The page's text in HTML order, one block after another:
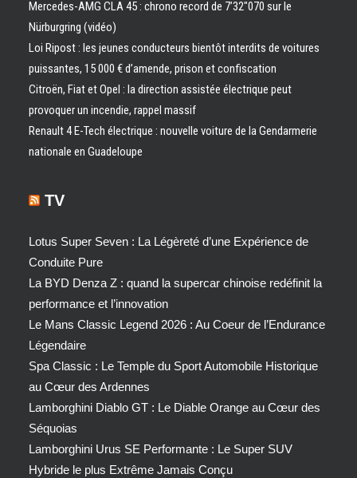
Mercedes-AMG CLA 45 : chrono record de 7’32″070 sur le
Nürburgring (vidéo)
Loi Ripost : les jeunes conducteurs bientôt interdits de voitures
puissantes, 15 000 € d’amende, prison et confiscation
Citroën, Fiat et Opel : la direction assistée électrique peut
provoquer un incendie, rappel massif
Renault 4 E-Tech électrique : nouvelle voiture de la Gendarmerie
nationale en Guadeloupe
TV
Lotus Super Seven : La Légèreté d’une Expérience de
Conduite Pure
La BYD Denza Z : quand la supercar chinoise redéfinit la
performance et l’innovation
Le Mans Classic Legend 2026 : Au Coeur de l’Endurance
Légendaire
Spa Classic : Le Temple du Sport Automobile Historique
au Cœur des Ardennes
Lamborghini Diablo GT : Le Diable Orange au Cœur des
Séquoias
Lamborghini Urus SE Performante : Le Super SUV
Hybride le plus Extrême Jamais Conçu